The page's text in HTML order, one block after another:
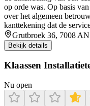
op orde was. Op basis
over het algemeen
kanttekening dat de
Grutbroek 36, 7008
Bekijk details
Klaassen
Nu open